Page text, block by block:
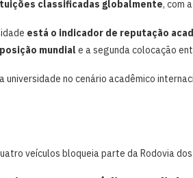
classificadas globalmente, com
está o indicador de reputação
mundial e a segunda colocação
no cenário acadêmico
veículos bloqueia parte da Rodovia